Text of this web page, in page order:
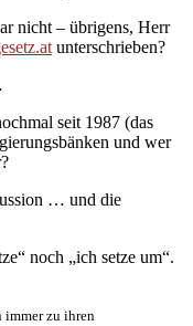
nicht – übrigens, Herr
unterschrieben?
seit 1987 (das
und wer
… und die
noch „ich setze um“.
immer zu ihren